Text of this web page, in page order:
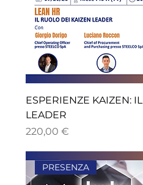
ESPERIENZE KAIZEN:
LEADER
Prezzo
220,00 €
PRESENZA